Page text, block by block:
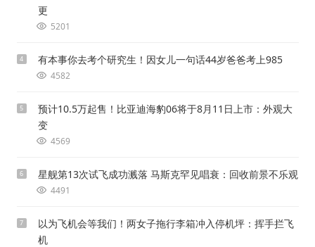
更
5201
4 有本事你去考个研究生！因女儿一句话44岁爸爸考上985
4582
5
预计10.5万起售！比亚迪海豹06将于8月11日上市：外观大
变
4569
6 星舰第13次试飞成功溅落 马斯克罕见唱衰：回收前景不乐观
4491
7
以为飞机会等我们！两女子拖行李箱冲入停机坪：挥手拦飞
机